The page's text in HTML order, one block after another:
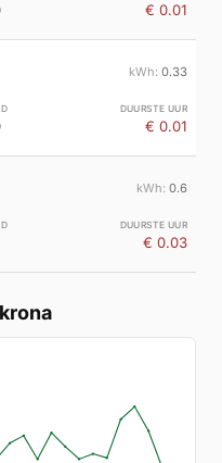
€ 0.01
0.33
€ 0.01
0.6
€ 0.03